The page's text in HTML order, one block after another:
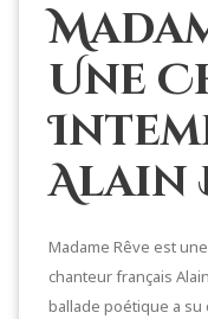
Une
Alain
Madame Rêve est
chanteur français
ballade poétique a su